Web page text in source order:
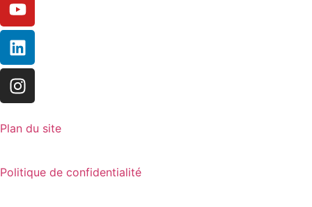
Plan du site
Politique de confidentialité